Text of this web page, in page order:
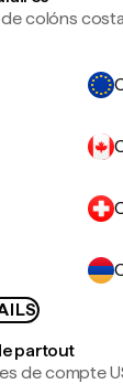
colóns
partout
de compte